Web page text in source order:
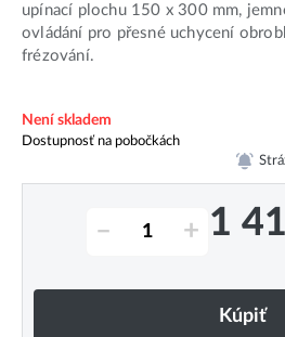
upínací plochu 150 x 300 mm,
ovládání pro přesné uchycení
frézování.
Není skladem
Dostupnosť na pobočkách
– + 1
Kúpiť